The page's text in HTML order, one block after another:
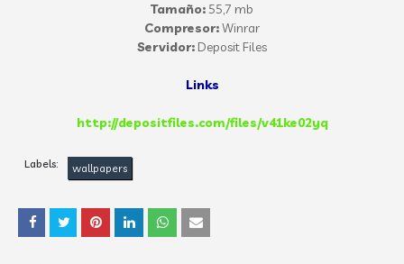
Tamaño: 55,7 mb
Compresor:Winrar
Servidor: Deposit Files
Links
http://depositfiles.com/files/v41ke02yq
Labels: wallpapers